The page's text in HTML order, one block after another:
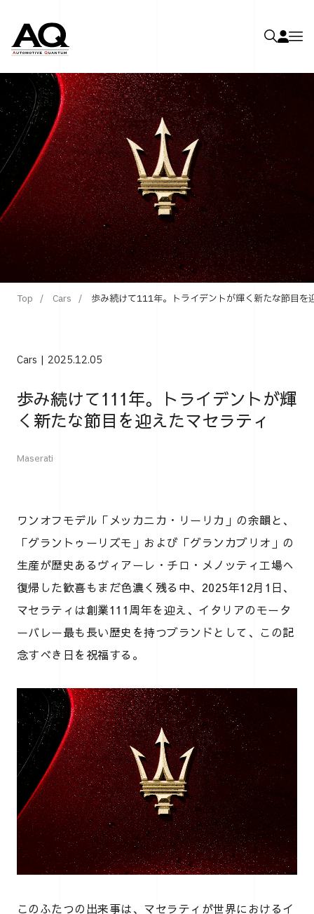
Top Cars 歩み続けて111年。トライデントが輝く新たな節目を
Cars 2025.12.05
歩み続けて111年。トライデントが輝
く新たな節目を迎えたマセラティ
Maserati
ワンオフモデル「メッカニカ・リーリカ」の余韻と、
「グラントゥーリズモ」および「グランカブリオ」の
生産が歴史あるヴィアーレ・チロ・メノッティ工場へ
復帰した歓喜もまだ色濃く残る中、2025年12月1日、
マセラティは創業111周年を迎え、イタリアのモータ
ーバレー最も長い歴史を持つブランドとして、この記
念すべき日を祝福する。
このふたつの出来事は、マセラティが世界におけるイ